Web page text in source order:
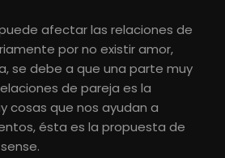
afectar las relaciones de
por no existir amor,
se debe a que una parte muy
de pareja es la
cosas que nos ayudan a
ésta es la propuesta de